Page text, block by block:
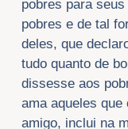
pobres para
pobres e de tal
deles, que
tudo quanto de
dissesse aos
ama aqueles que
amigo, inclui na